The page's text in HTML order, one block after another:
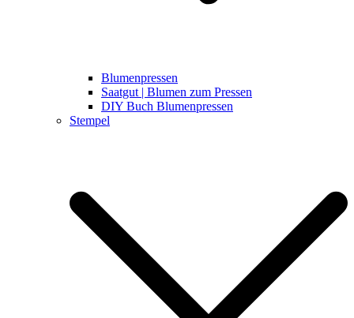
Blumenpressen
Saatgut | Blumen zum Pressen
DIY Buch Blumenpressen
Stempel